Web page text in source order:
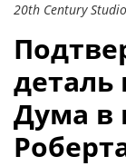
20th Century
деталь
Дума в